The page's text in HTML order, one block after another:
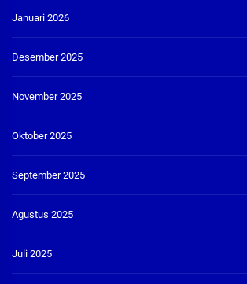
Januari 2026
Desember 2025
November 2025
Oktober 2025
September 2025
Agustus 2025
Juli 2025